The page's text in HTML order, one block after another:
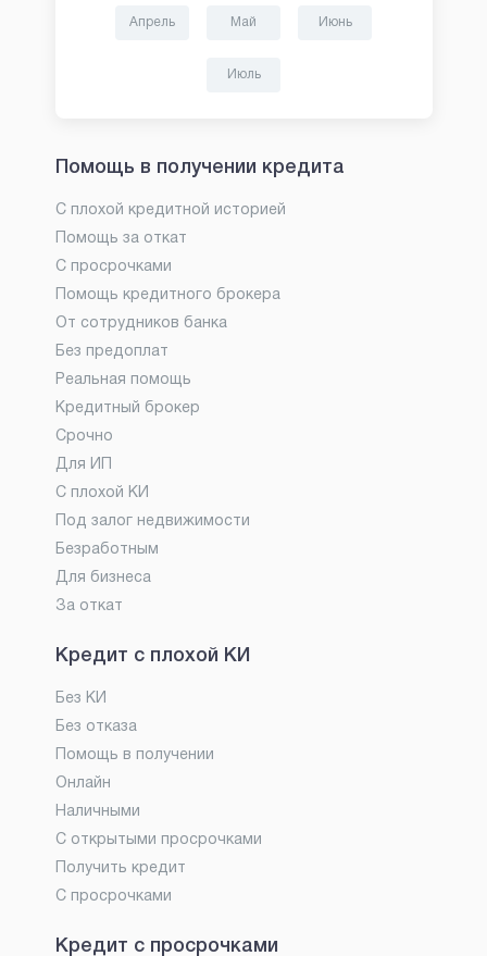
Апрель Май Июнь
Июль
Помощь в получении кредита
С плохой кредитной историей
Помощь за откат
С просрочками
Помощь кредитного брокера
От сотрудников банка
Без предоплат
Реальная помощь
Кредитный брокер
Срочно
Для ИП
С плохой КИ
Под залог недвижимости
Безработным
Для бизнеса
За откат
Кредит с плохой КИ
Без КИ
Без отказа
Помощь в получении
Онлайн
Наличными
С открытыми просрочками
Получить кредит
С просрочками
Кредит с просрочками